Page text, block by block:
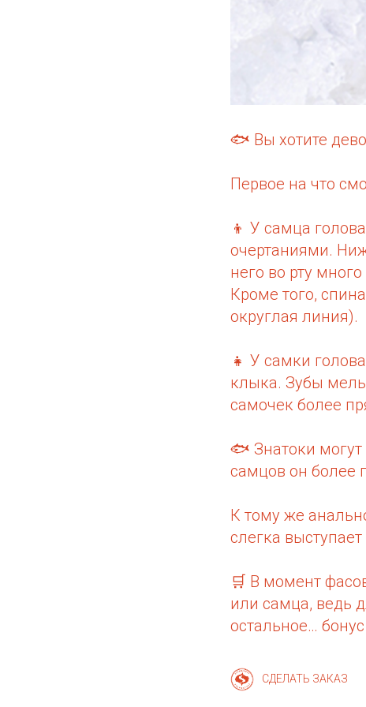
🐟 Вы хотите
Первое на что
👦 У самца
очертаниями.
него во рту
Кроме того,
округлая линия).
👧 У самки
клыка. Зубы
самочек более
🐟 Знатоки
самцов он более
К тому же
слегка
🛒 В момент
или самца, ведь
остальное…
СДЕЛАТЬ ЗАКАЗ